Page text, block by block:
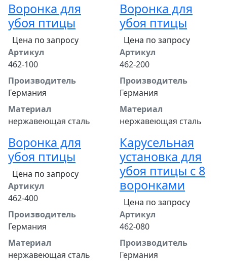
Воронка для
убоя птицы
Цена по запросу
Артикул
462-100
Производитель
Германия
Материал
нержавеющая сталь
Воронка для
убоя птицы
Цена по запросу
Артикул
462-200
Производитель
Германия
Материал
нержавеющая сталь
Воронка для
убоя птицы
Цена по запросу
Артикул
462-400
Производитель
Германия
Материал
нержавеющая сталь
Карусельная
установка для
убоя птицы с 8
воронками
Цена по запросу
Артикул
462-080
Производитель
Германия